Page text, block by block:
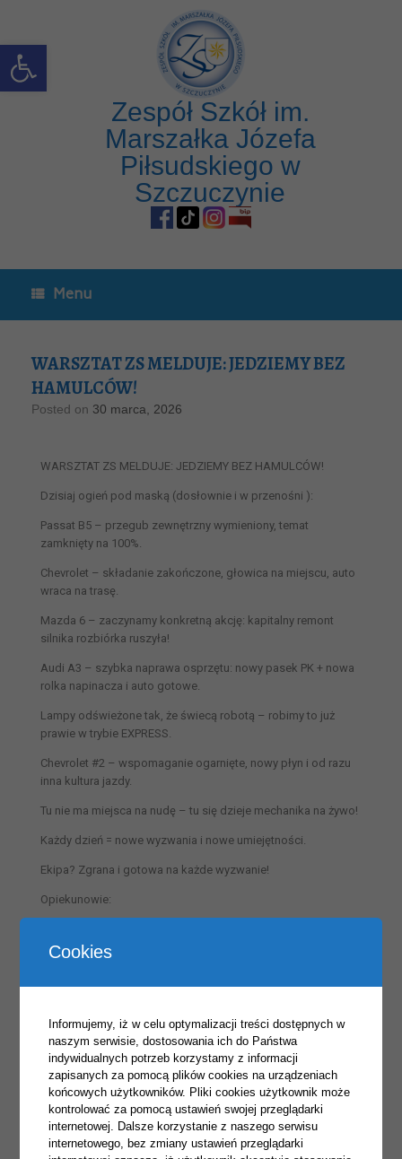
Open toolbar
Zespół Szkół im.
Marszałka Józefa
Piłsudskiego w
Szczuczynie
Menu
WARSZTAT ZS MELDUJE: JEDZIEMY BEZ
HAMULCÓW!
Posted on 30 marca, 2026
WARSZTAT ZS MELDUJE: JEDZIEMY BEZ HAMULCÓW!
Dzisiaj ogień pod maską (dosłownie i w przenośni ):
Passat B5 – przegub zewnętrzny wymieniony, temat
zamknięty na 100%.
Chevrolet – składanie zakończone, głowica na miejscu, auto
wraca na trasę.
Mazda 6 – zaczynamy konkretną akcję: kapitalny remont
silnika rozbiórka ruszyła!
Audi A3 – szybka naprawa osprzętu: nowy pasek PK + nowa
rolka napinacza i auto gotowe.
Lampy odświeżone tak, że świecą robotą – robimy to już
prawie w trybie EXPRESS.
Chevrolet #2 – wspomaganie ogarnięte, nowy płyn i od razu
inna kultura jazdy.
Tu nie ma miejsca na nudę – tu się dzieje mechanika na żywo!
Każdy dzień = nowe wyzwania i nowe umiejętności.
Ekipa? Zgrana i gotowa na każde wyzwanie!
Opiekunowie:
Paweł Wykowski
Krzysztof Jabłoński
Autor publikacji: Karolina Staniszewska, źródło: FB szkoły.
Cookies
Informujemy, iż w celu optymalizacji treści dostępnych w
naszym serwisie, dostosowania ich do Państwa
indywidualnych potrzeb korzystamy z informacji
zapisanych za pomocą plików cookies na urządzeniach
końcowych użytkowników. Pliki cookies użytkownik może
kontrolować za pomocą ustawień swojej przeglądarki
internetowej. Dalsze korzystanie z naszego serwisu
internetowego, bez zmiany ustawień przeglądarki